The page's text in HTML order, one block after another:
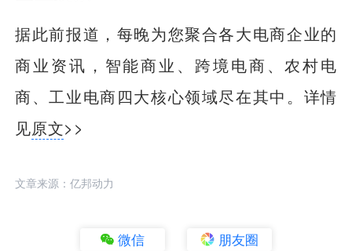
据此前报道，每晚为您聚合各大电商企业的
商业资讯，智能商业、跨境电商、农村电
商、工业电商四大核心领域尽在其中。详情
见原文>>
文章来源：亿邦动力
微信 朋友圈